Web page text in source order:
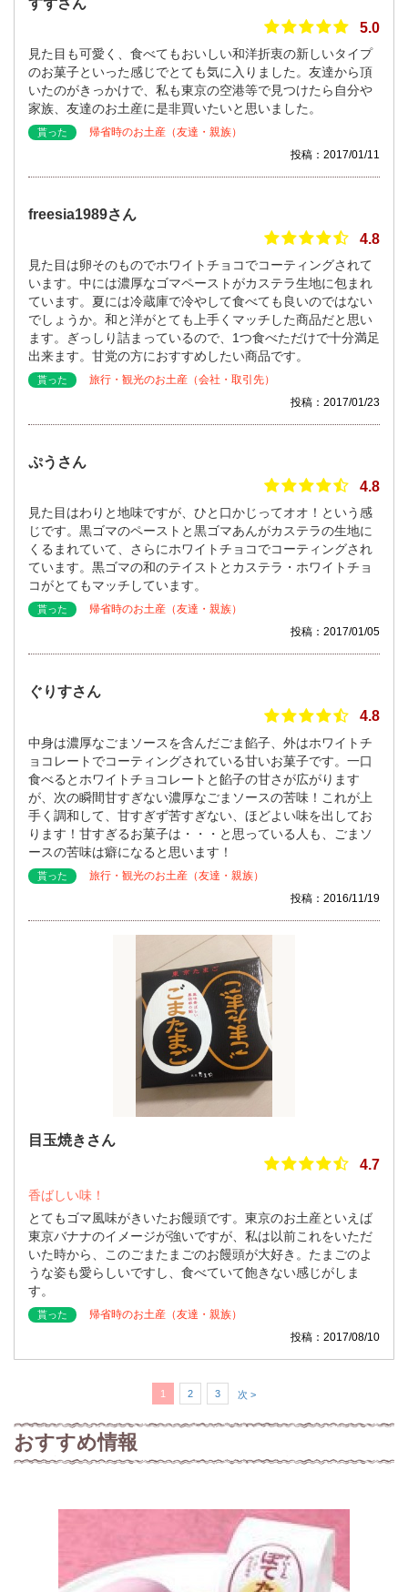
5.0
見た目も可愛く、食べてもおいしい和洋折衷の新しいタイプ
のお菓子といった感じでとても気に入りました。友達から頂
いたのがきっかけで、私も東京の空港等で見つけたら自分や
家族、友達のお土産に是非買いたいと思いました。
貰った
帰省時のお土産（友達・親族）
投稿：2017/01/11
freesia1989さん
4.8
見た目は卵そのものでホワイトチョコでコーティングされて
います。中には濃厚なゴマペーストがカステラ生地に包まれ
ています。夏には冷蔵庫で冷やして食べても良いのではない
でしょうか。和と洋がとても上手くマッチした商品だと思い
ます。ぎっしり詰まっているので、1つ食べただけで十分満足
出来ます。甘党の方におすすめしたい商品です。
貰った
旅行・観光のお土産（会社・取引先）
投稿：2017/01/23
ぷうさん
4.8
見た目はわりと地味ですが、ひと口かじってオオ！という感
じです。黒ゴマのペーストと黒ゴマあんがカステラの生地に
くるまれていて、さらにホワイトチョコでコーティングされ
ています。黒ゴマの和のテイストとカステラ・ホワイトチョ
コがとてもマッチしています。
貰った
帰省時のお土産（友達・親族）
投稿：2017/01/05
ぐりすさん
4.8
中身は濃厚なごまソースを含んだごま餡子、外はホワイトチ
ョコレートでコーティングされている甘いお菓子です。一口
食べるとホワイトチョコレートと餡子の甘さが広がります
が、次の瞬間甘すぎない濃厚なごまソースの苦味！これが上
手く調和して、甘すぎず苦すぎない、ほどよい味を出してお
ります！甘すぎるお菓子は・・・と思っている人も、ごまソ
ースの苦味は癖になると思います！
貰った
旅行・観光のお土産（友達・親族）
投稿：2016/11/19
目玉焼きさん
4.7
香ばしい味！
とてもゴマ風味がきいたお饅頭です。東京のお土産といえば
東京バナナのイメージが強いですが、私は以前これをいただ
いた時から、このごまたまごのお饅頭が大好き。たまごのよ
うな姿も愛らしいですし、食べていて飽きない感じがしま
す。
貰った
帰省時のお土産（友達・親族）
投稿：2017/08/10
1 2 3 次 >
おすすめ情報